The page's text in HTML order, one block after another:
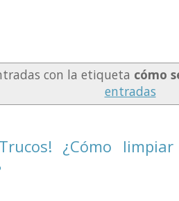
con la etiqueta cómo
entradas
¿Cómo